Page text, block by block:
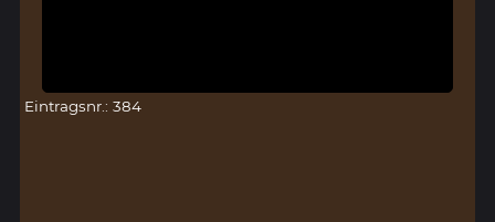
Eintragsnr.: 384